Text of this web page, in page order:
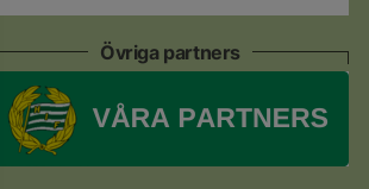
Övriga partners